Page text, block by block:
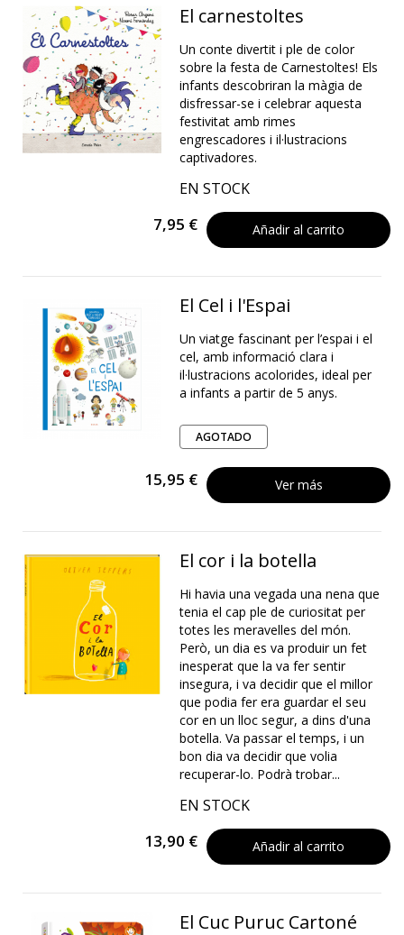
El carnestoltes
Un conte divertit i ple de color
sobre la festa de Carnestoltes! Els
infants descobriran la màgia de
disfressar-se i celebrar aquesta
festivitat amb rimes
engrescadores i il·lustracions
captivadores.
EN STOCK
7,95 € Añadir al carrito
El Cel i l'Espai
Un viatge fascinant per l’espai i el
cel, amb informació clara i
il·lustracions acolorides, ideal per
a infants a partir de 5 anys.
AGOTADO
15,95 € Ver más
El cor i la botella
Hi havia una vegada una nena que
tenia el cap ple de curiositat per
totes les meravelles del món.
Però, un dia es va produir un fet
inesperat que la va fer sentir
insegura, i va decidir que el millor
que podia fer era guardar el seu
cor en un lloc segur, a dins d'una
botella. Va passar el temps, i un
bon dia va decidir que volia
recuperar-lo. Podrà trobar...
EN STOCK
13,90 € Añadir al carrito
El Cuc Puruc Cartoné